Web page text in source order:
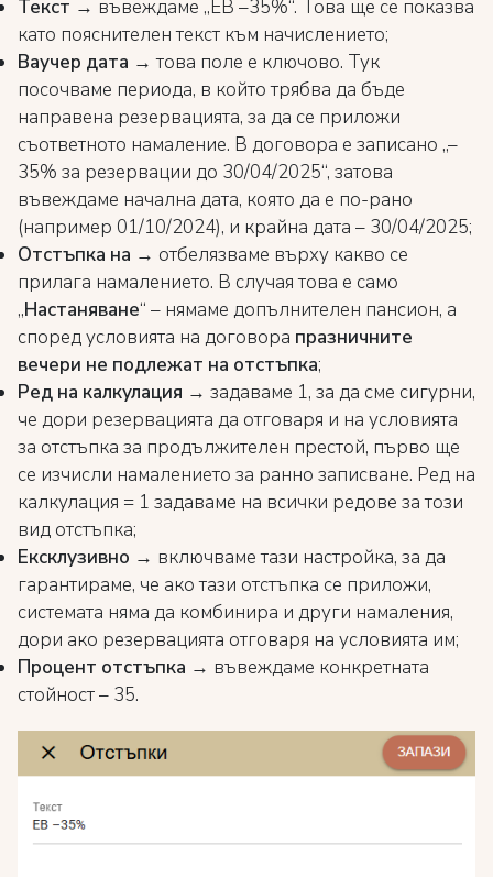
Текст → въвеждаме „EB –35%“. Това ще се показва
като пояснителен текст към начислението;
Ваучер дата → това поле е ключово. Тук
посочваме периода, в който трябва да бъде
направена резервацията, за да се приложи
съответното намаление. В договора е записано „–
35% за резервации до 30/04/2025“, затова
въвеждаме начална дата, която да е по-рано
(например 01/10/2024), и крайна дата – 30/04/2025;
Отстъпка на → отбелязваме върху какво се
прилага намалението. В случая това е само
„Настаняване“ – нямаме допълнителен пансион, а
според условията на договора празничните
вечери не подлежат на отстъпка;
Ред на калкулация → задаваме 1, за да сме сигурни,
че дори резервацията да отговаря и на условията
за отстъпка за продължителен престой, първо ще
се изчисли намалението за ранно записване. Ред на
калкулация = 1 задаваме на всички редове за този
вид отстъпка;
Ексклузивно → включваме тази настройка, за да
гарантираме, че ако тази отстъпка се приложи,
системата няма да комбинира и други намаления,
дори ако резервацията отговаря на условията им;
Процент отстъпка → въвеждаме конкретната
стойност – 35.